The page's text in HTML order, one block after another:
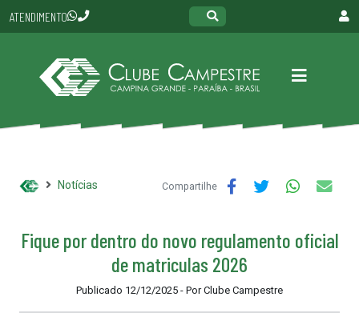
ATENDIMENTO
Notícias Compartilhe
Fique por dentro do novo regulamento oficial
de matriculas 2026
Publicado 12/12/2025 - Por Clube Campestre